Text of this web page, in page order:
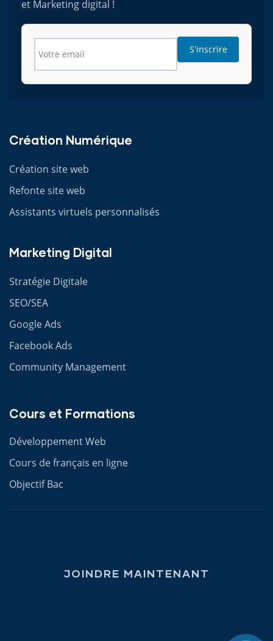
et Marketing digital !
S'inscrire
Création Numérique
Création site web
Refonte site web
Assistants virtuels personnalisés
Marketing Digital
Stratégie Digitale
SEO/SEA
Google Ads
Facebook Ads
Community Management
Cours et Formations
Développement Web
Cours de français en ligne
Objectif Bac
JOINDRE MAINTENANT